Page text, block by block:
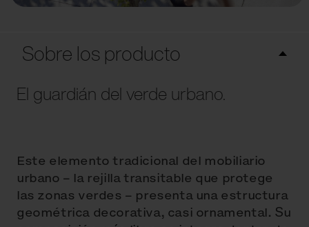
Sobre los producto
El guardián del verde urbano.
Este elemento tradicional del mobiliario
urbano – la rejilla transitable que protege
las zonas verdes – presenta una estructura
geométrica decorativa, casi ornamental. Su